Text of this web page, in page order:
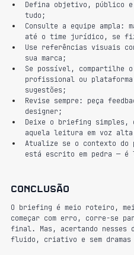
Defina objetivo, público e
tudo;
Consulte a equipe ampla:
até o time jurídico, se
Use referências visuais
sua marca;
Se possível, compartilhe
profissional ou plataforma
sugestões;
Revise sempre: peça
designer;
Deixe o briefing
aquela leitura em voz
Atualize se o contexto do
está escrito em pedra —
Conclusão
O briefing é meio roteiro,
começar com erro, corre-se
final. Mas, acertando nesses
fluido, criativo e sem dramas